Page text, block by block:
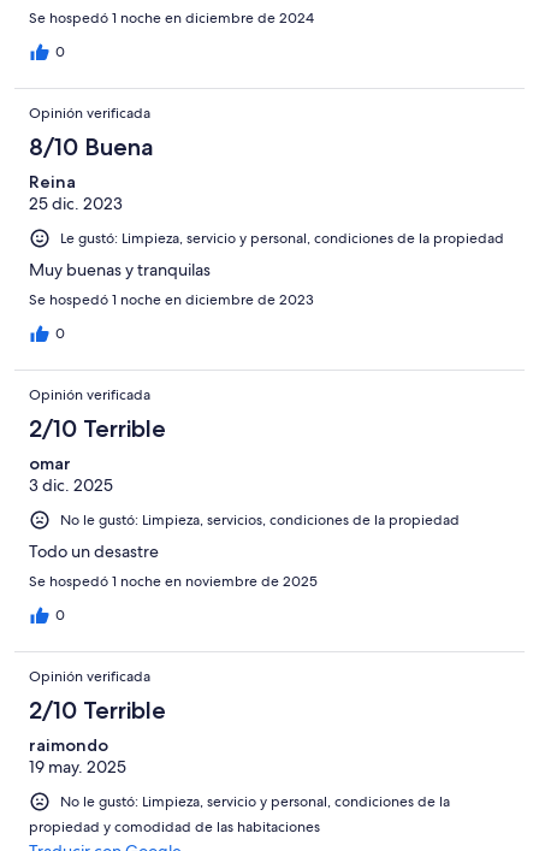
Se hospedó 1 noche en diciembre de 2024
0
Opinión verificada
8/10 Buena
Reina
25 dic. 2023
Le gustó: Limpieza, servicio y personal, condiciones de la propiedad
Muy buenas y tranquilas
Se hospedó 1 noche en diciembre de 2023
0
Opinión verificada
2/10 Terrible
omar
3 dic. 2025
No le gustó: Limpieza, servicios, condiciones de la propiedad
Todo un desastre
Se hospedó 1 noche en noviembre de 2025
0
Opinión verificada
2/10 Terrible
raimondo
19 may. 2025
No le gustó: Limpieza, servicio y personal, condiciones de la
propiedad y comodidad de las habitaciones